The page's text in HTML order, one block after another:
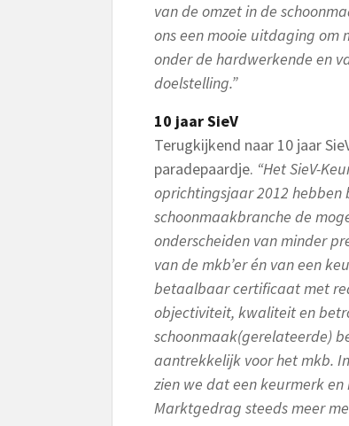
van de omzet in de
ons een mooie uitdaging om
onder de hardwerkende en
doelstelling.”
10 jaar SieV
Terugkijkend naar 10 jaar
paradepaardje. “Het SieV-
oprichtingsjaar 2012 hebben
schoonmaakbranche de
onderscheiden van minder
van de mkb’er én van een
betaalbaar certificaat met
objectiviteit, kwaliteit en
schoonmaak(gerelateerde)
aantrekkelijk voor het mkb.
zien we dat een keurmerk
Marktgedrag steeds meer